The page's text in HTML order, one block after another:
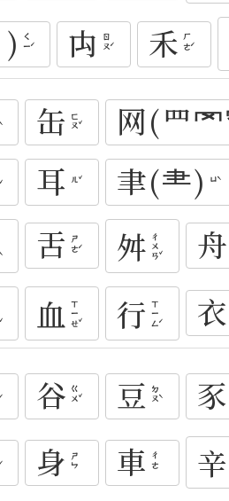
ㄑㄧˊ 禸 ㄖㄡˊ 禾 ㄏㄜˊ
缶 ㄈㄡˇ 网(罒
耳 ㄦˇ 聿(⺻) ㄩˋ
舌 ㄕㄜˊ 舛 ㄔㄨㄢˇ 舟
血 ㄒㄧㄝˇ 行 ㄒㄧㄥˊ
谷 ㄍㄨˇ 豆 ㄉㄡˋ 豕
身 ㄕㄣ 車 ㄔㄜ 辛